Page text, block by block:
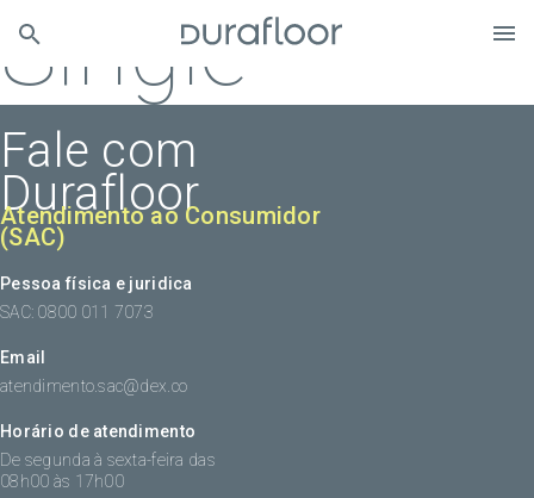
Single
Fale com
Durafloor
Atendimento ao Consumidor
(SAC)
Pessoa física e juridica
SAC: 0800 011 7073
Email
atendimento.sac@dex.co
Horário de atendimento
De segunda à sexta-feira das
08h00 às 17h00